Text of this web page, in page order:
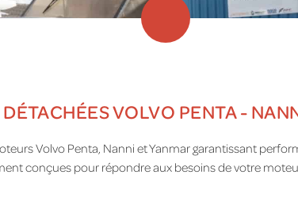
VOLVO PENTA -
Volvo Penta, Nanni et Yanmar garantissant
conçues pour répondre aux besoins de votre